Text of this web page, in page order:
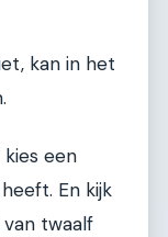
kan in het
kies een
En kijk
van twaalf